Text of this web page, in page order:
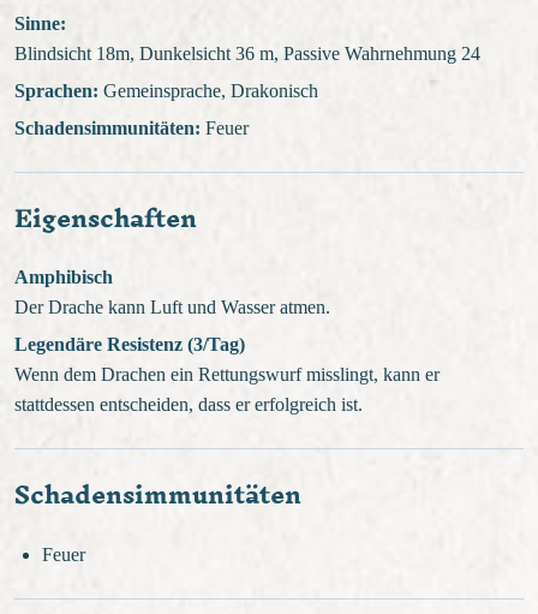
Sinne:
Blindsicht 18m, Dunkelsicht 36 m, Passive Wahrnehmung 24
Sprachen: Gemeinsprache, Drakonisch
Schadensimmunitäten: Feuer
Eigenschaften
Amphibisch
Der Drache kann Luft und Wasser atmen.
Legendäre Resistenz (3/Tag)
Wenn dem Drachen ein Rettungswurf misslingt, kann er
stattdessen entscheiden, dass er erfolgreich ist.
Schadensimmunitäten
Feuer